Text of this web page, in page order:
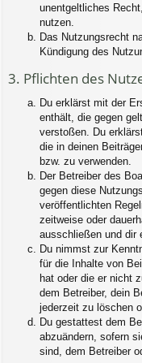
unentgeltliches
nutzen.
Das Nutzungsrecht
Kündigung des
3. Pflichten des
Du erklärst mit der
enthält, die gegen
verstoßen. Du
die in deinen
bzw. zu verwenden.
Der Betreiber des
gegen diese
veröffentlichten
zeitweise oder
ausschließen und dir
Du nimmst zur
für die Inhalte von
hat oder die er nicht
dem Betreiber, dein
jederzeit zu löschen
Du gestattest dem
abzuändern, sofern
sind, dem Betreiber